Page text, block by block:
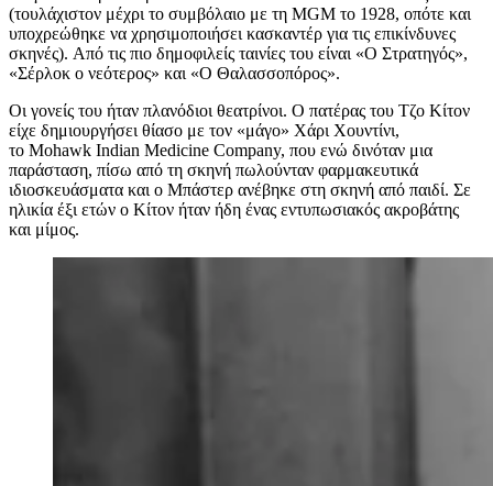
(τουλάχιστον μέχρι το συμβόλαιο με τη MGM το 1928, οπότε και
υποχρεώθηκε να χρησιμοποιήσει κασκαντέρ για τις επικίνδυνες
σκηνές). Από τις πιο δημοφιλείς ταινίες του είναι «Ο Στρατηγός»,
«Σέρλοκ ο νεότερος» και «Ο Θαλασσοπόρος».
Οι γονείς του ήταν πλανόδιοι θεατρίνοι. Ο πατέρας του Τζο Κίτον
είχε δημιουργήσει θίασο με τον «μάγο» Χάρι Χουντίνι,
το Mohawk Indian Medicine Company, που ενώ δινόταν μια
παράσταση, πίσω από τη σκηνή πωλούνταν φαρμακευτικά
ιδιοσκευάσματα και ο Μπάστερ ανέβηκε στη σκηνή από παιδί. Σε
ηλικία έξι ετών ο Κίτον ήταν ήδη ένας εντυπωσιακός ακροβάτης
και μίμος.